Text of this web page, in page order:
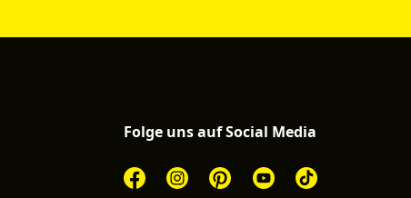
Folge uns auf Social Media